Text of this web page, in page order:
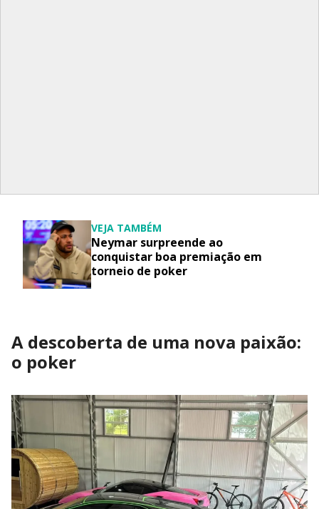
VEJA TAMBÉM
Neymar surpreende ao
conquistar boa premiação em
torneio de poker
A descoberta de uma nova paixão:
o poker